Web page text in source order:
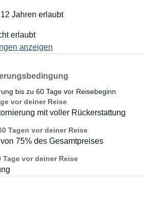
Jahren erlaubt
erlaubt
anzeigen
bis zu 60 Tage vor Reisebeginn
vor deiner Reise
mit voller Rückerstattung
Tagen vor deiner Reise
75% des Gesamtpreises
Tage vor deiner Reise